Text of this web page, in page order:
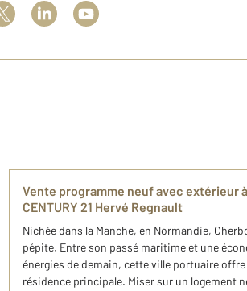
Vente programme neuf avec extérieur
CENTURY 21 Hervé Regnault
Nichée dans la Manche, en Normandie,
pépite. Entre son passé maritime et une
énergies de demain, cette ville portuaire offre
résidence principale. Miser sur un logement